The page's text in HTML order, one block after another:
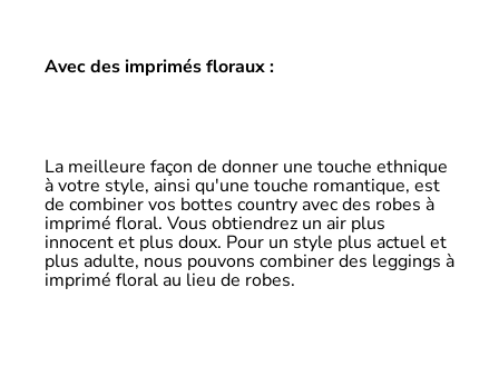
Avec des imprimés floraux :
La meilleure façon de donner une touche ethnique
à votre style, ainsi qu'une touche romantique, est
de combiner vos bottes country avec des robes à
imprimé floral. Vous obtiendrez un air plus
innocent et plus doux. Pour un style plus actuel et
plus adulte, nous pouvons combiner des leggings à
imprimé floral au lieu de robes.